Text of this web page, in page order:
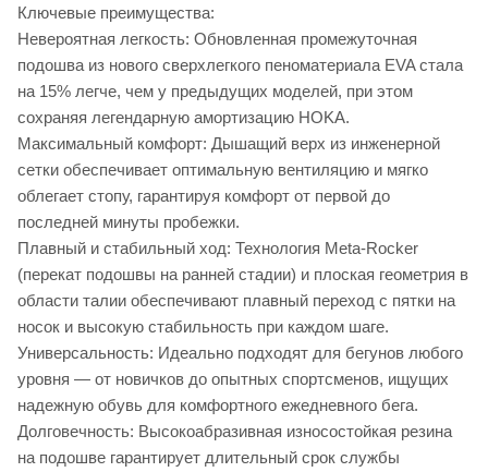
Ключевые преимущества:
Невероятная легкость: Обновленная промежуточная
подошва из нового сверхлегкого пеноматериала EVA стала
на 15% легче, чем у предыдущих моделей, при этом
сохраняя легендарную амортизацию HOKA.
Максимальный комфорт: Дышащий верх из инженерной
сетки обеспечивает оптимальную вентиляцию и мягко
облегает стопу, гарантируя комфорт от первой до
последней минуты пробежки.
Плавный и стабильный ход: Технология Meta-Rocker
(перекат подошвы на ранней стадии) и плоская геометрия в
области талии обеспечивают плавный переход с пятки на
носок и высокую стабильность при каждом шаге.
Универсальность: Идеально подходят для бегунов любого
уровня — от новичков до опытных спортсменов, ищущих
надежную обувь для комфортного ежедневного бега.
Долговечность: Высокоабразивная износостойкая резина
на подошве гарантирует длительный срок службы